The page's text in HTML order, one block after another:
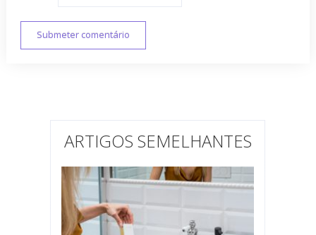
ARTIGOS SEMELHANTES